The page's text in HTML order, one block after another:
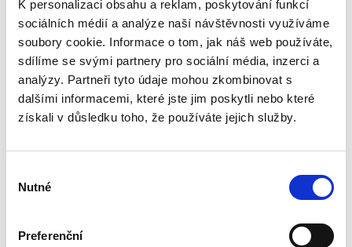
K personalizaci obsahu a reklam, poskytování funkcí
sociálních médií a analýze naší návštěvnosti využíváme
soubory cookie. Informace o tom, jak náš web používáte,
sdílíme se svými partnery pro sociální média, inzerci a
analýzy. Partneři tyto údaje mohou zkombinovat s
dalšími informacemi, které jste jim poskytli nebo které
získali v důsledku toho, že používáte jejich služby.
souhlasu
Nutné
Preferenční
990,00 Kč
Druhé vydání učebnice „Obchodní právo.
Obecná část. Soutěžní právo“ pokračuje v
pragmatickém a nedogmatickém pojetí
obchodního práva. Do výkladu jsou zahrnuty i
některé významné veřejnoprávní...